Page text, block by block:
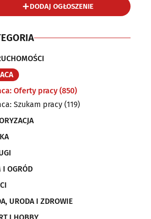
DODAJ OGŁOSZENIE
Oferty pracy (850)
Szukam pracy (119)
I OGRÓD
URODA I ZDROWIE